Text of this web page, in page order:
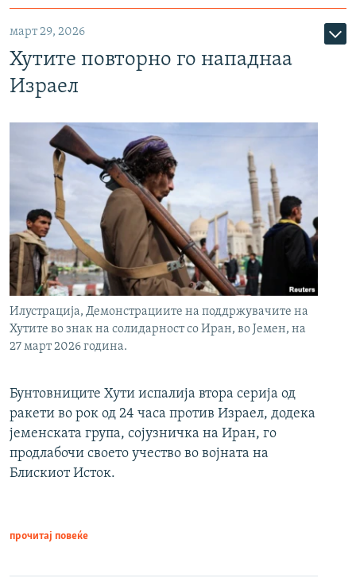
март 29, 2026
Хутите повторно го нападнаа
Израел
Илустрација, Демонстрациите на поддржувачите на
Хутите во знак на солидарност со Иран, во Јемен, на
27 март 2026 година.
Бунтовниците Хути испалија втора серија од
ракети во рок од 24 часа против Израел, додека
јеменската група, сојузничка на Иран, го
продлабочи своето учество во војната на
Блискиот Исток.
прочитај повеќе